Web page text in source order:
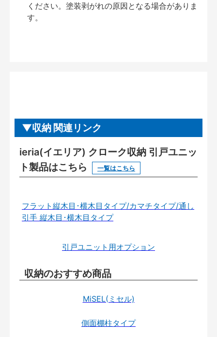
ください。塗装剥がれの原因となる場合がありま
す。
収納 関連リンク
ieria(イエリア) クローク収納 引戸ユニッ
ト製品はこちら
一覧はこちら
フラット縦木目･横木目タイプ/カマチタイプ/通し
引手 縦木目･横木目タイプ
引戸ユニット用オプション
収納のおすすめ商品
MiSEL(ミセル)
側面棚柱タイプ